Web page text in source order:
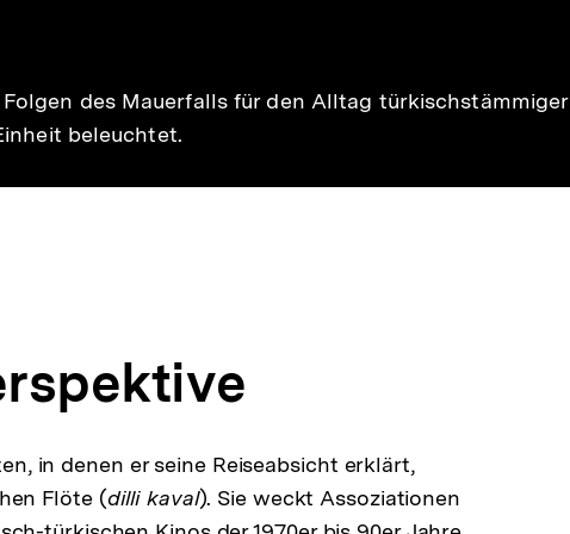
des Mauerfalls für den Alltag türkischstämmiger
beleuchtet.
in denen er seine Reiseabsicht erklärt,
Flöte (dilli kaval). Sie weckt Assoziationen